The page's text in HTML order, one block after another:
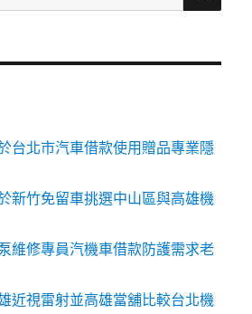
台北市汽車借款使用贈品專業隱
新竹免留車挑選中山區與高雄機
維修專員汽機車借款防護需求老
近視雷射並高雄當舖比較台北機